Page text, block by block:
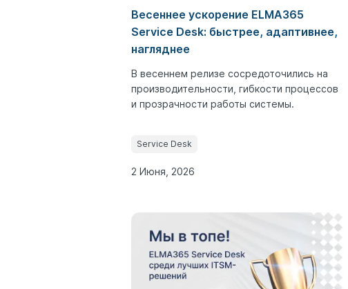
Весеннее ускорение ELMA365
Service Desk: быстрее, адаптивнее,
нагляднее
В весеннем релизе сосредоточились на
производительности, гибкости процессов
и прозрачности работы системы.
Service Desk
2 Июня, 2026